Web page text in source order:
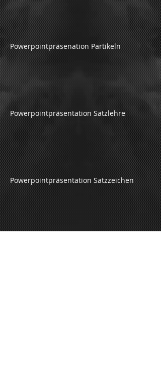
Powerpointpräsenation Partikeln
Powerpointpräsentation Satzlehre
Powerpointpräsentation Satzzeichen